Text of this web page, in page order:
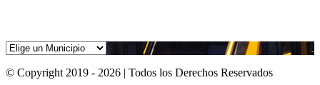
© Copyright 2019 - 2026 | Todos los Derechos Reservados